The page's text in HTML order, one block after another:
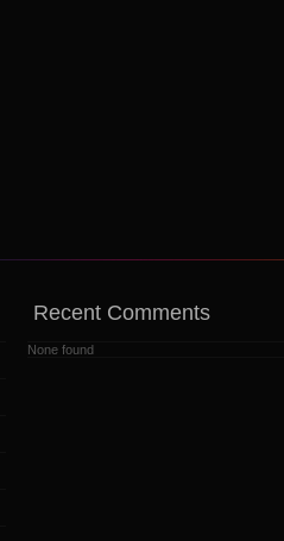
Recent Comments
None found